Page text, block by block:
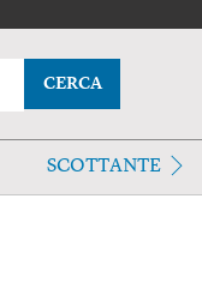
CERCA
SCOTTANTE